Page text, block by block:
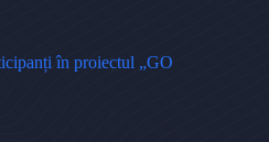
în proiectul „GO